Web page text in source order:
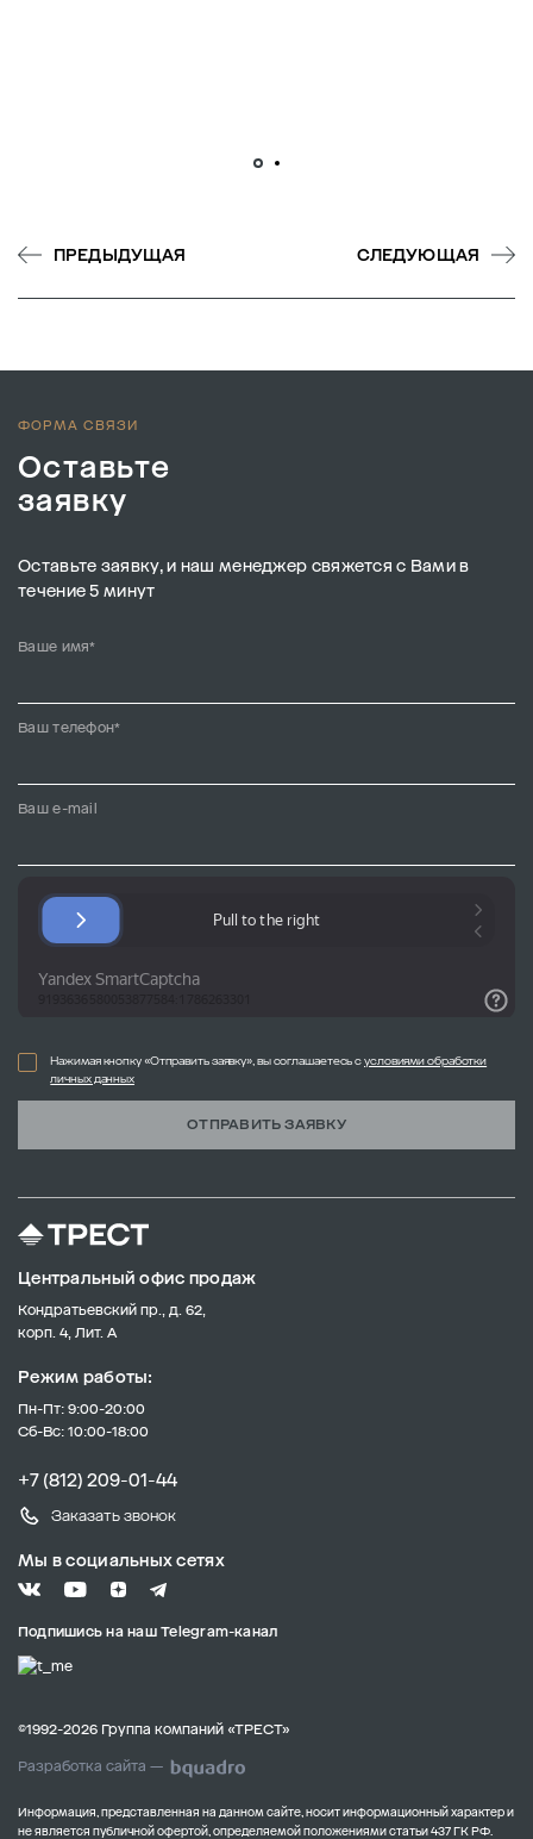
ПРЕДЫДУЩАЯ СЛЕДУЮЩАЯ
ФОРМА СВЯЗИ
Оставьте
заявку
Оставьте заявку, и наш менеджер свяжется с Вами в
течение 5 минут
Ваше имя*
Ваш телефон*
Ваш e-mail
Нажимая кнопку «Отправить заявку», вы соглашаетесь сусловиями обработки
личных данных
ОТПРАВИТЬ ЗАЯВКУ
Центральный офис продаж
Кондратьевский пр., д. 62,
корп. 4, Лит. А
Режим работы:
Пн-Пт: 9:00-20:00
Сб-Вс: 10:00-18:00
+7 (812) 209-01-44
Заказать звонок
Мы в социальных сетях
Подпишись на наш Telegram-канал
©1992-2026 Группа компаний «ТРЕСТ»
Разработка сайта —
Информация, представленная на данном сайте, носит информационный характер и
не является публичной офертой, определяемой положениями статьи 437 ГК РФ.